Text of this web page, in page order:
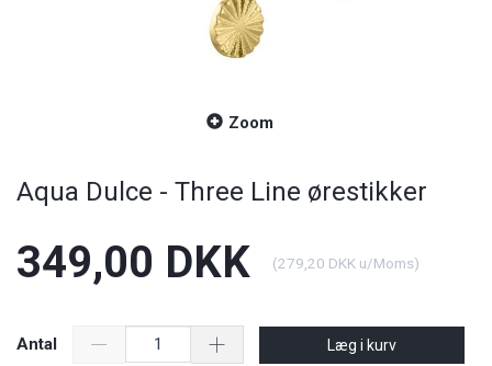
Zoom
Aqua Dulce - Three Line ørestikker
349,00 DKK (279,20 DKK u/Moms)
Antal Læg i kurv